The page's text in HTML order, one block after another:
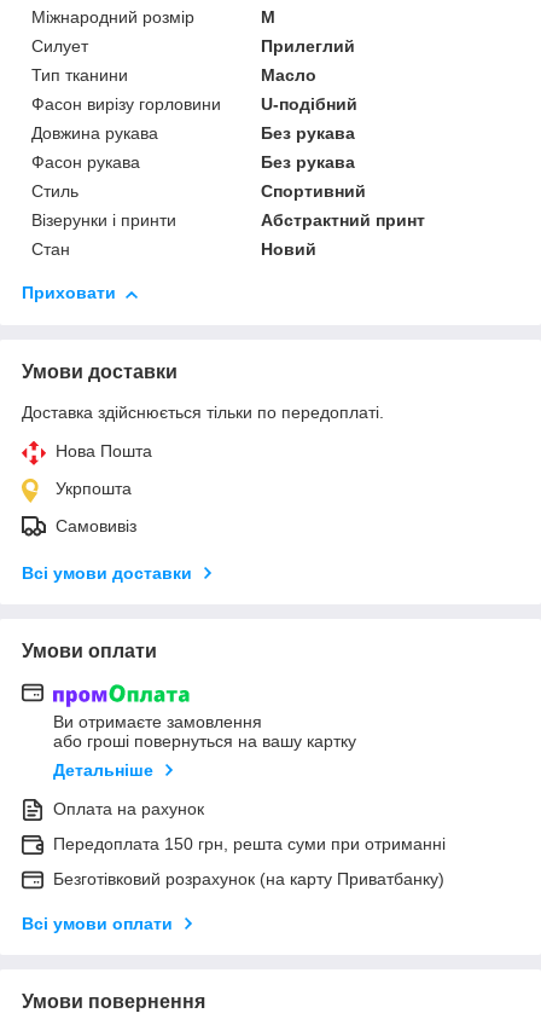
Міжнародний розмір
M
Силует
Прилеглий
Тип тканини
Масло
Фасон вирізу горловини
U-подібний
Довжина рукава
Без рукава
Фасон рукава
Без рукава
Стиль
Спортивний
Візерунки і принти
Абстрактний принт
Стан
Новий
Приховати
Умови доставки
Доставка здійснюється тільки по передоплаті.
Нова Пошта
Укрпошта
Самовивіз
Всі умови доставки
Умови оплати
Ви отримаєте замовлення
або гроші повернуться на вашу картку
Детальніше
Оплата на рахунок
Передоплата 150 грн, решта суми при отриманні
Безготівковий розрахунок (на карту Приватбанку)
Всі умови оплати
Умови повернення